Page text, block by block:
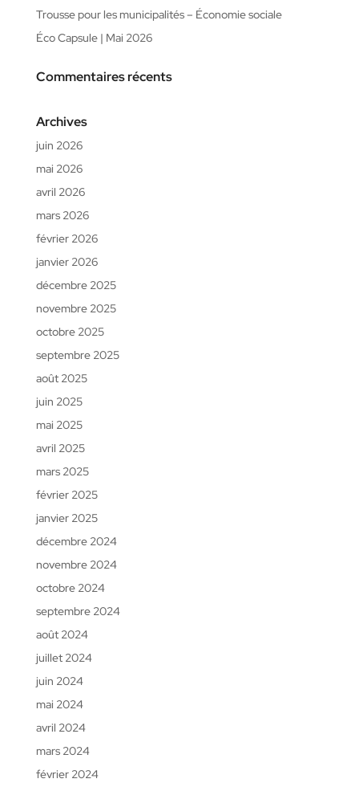
Trousse pour les municipalités – Économie sociale
Éco Capsule | Mai 2026
Commentaires récents
Archives
juin 2026
mai 2026
avril 2026
mars 2026
février 2026
janvier 2026
décembre 2025
novembre 2025
octobre 2025
septembre 2025
août 2025
juin 2025
mai 2025
avril 2025
mars 2025
février 2025
janvier 2025
décembre 2024
novembre 2024
octobre 2024
septembre 2024
août 2024
juillet 2024
juin 2024
mai 2024
avril 2024
mars 2024
février 2024